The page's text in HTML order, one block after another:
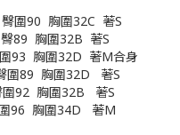
圍90 胸圍32C 著S
89 胸圍32B 著S
胸圍32D 著M合身
89 胸圍32D 著S
92 胸圍32B 著S
胸圍34D 著M